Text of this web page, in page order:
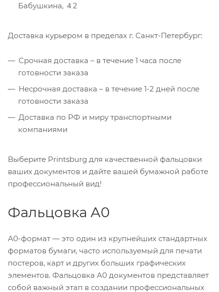
Бабушкина, ４2
Доставка курьером в пределах г. Санкт-Петербург:
Срочная доставка – в течение 1 часа после
готовности заказа
Несрочная доставка – в течение 1-2 дней после
готовности заказа
Доставка по РФ и миру транспортными
компаниями
Выберите Printsburg для качественной фальцовки
ваших документов и дайте вашей бумажной работе
профессиональный вид!
Фальцовка А0
А0-формат — это один из крупнейших стандартных
форматов бумаги, часто используемый для печати
постеров, карт и других больших графических
элементов. Фальцовка A0 документов представляет
собой важный этап в создании профессиональных